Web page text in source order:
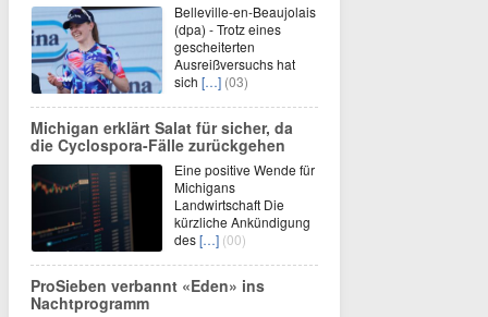
Belleville-en-Beaujolais
(dpa) - Trotz eines
gescheiterten
Ausreißversuchs hat
sich […] (03)
Michigan erklärt Salat für sicher, da
die Cyclospora-Fälle zurückgehen
Eine positive Wende für
Michigans
Landwirtschaft Die
kürzliche Ankündigung
des[…] (00)
ProSieben verbannt «Eden» ins
Nachtprogramm